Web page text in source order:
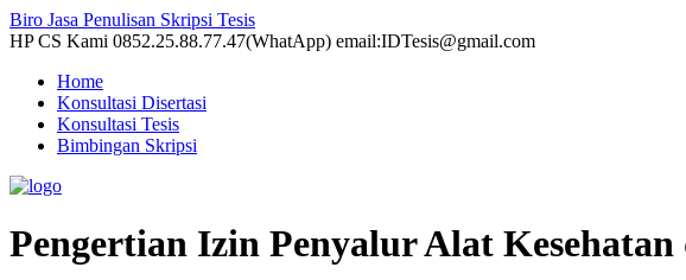
Biro Jasa Penulisan Skripsi Tesis
HP CS Kami 0852.25.88.77.47(WhatApp) email:IDTesis@gmail.com
Home
Konsultasi Disertasi
Konsultasi Tesis
Bimbingan Skripsi
Pengertian Izin Penyalur Alat